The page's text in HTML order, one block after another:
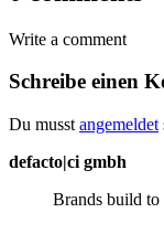
Write a comment
Schreibe einen
Du musst angemeldet
defacto|ci gmbh
Brands build to